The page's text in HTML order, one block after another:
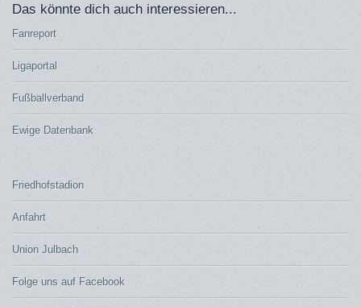
Das könnte dich auch interessieren...
Fanreport
Ligaportal
Fußballverband
Ewige Datenbank
Friedhofstadion
Anfahrt
Union Julbach
Folge uns auf Facebook